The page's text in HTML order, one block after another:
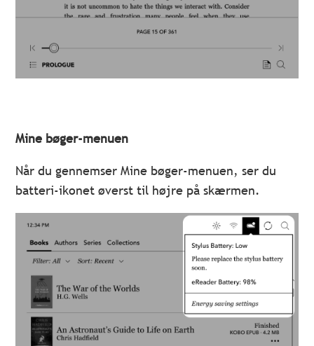
Mine bøger-menuen
Når du gennemser Mine bøger-menuen, ser du
batteri-ikonet øverst til højre på skærmen.